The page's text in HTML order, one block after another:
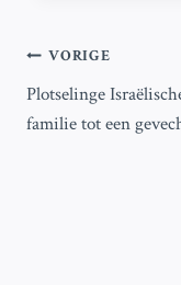
Bericht
navigatie
VORIGE
Plotselinge
familie tot een